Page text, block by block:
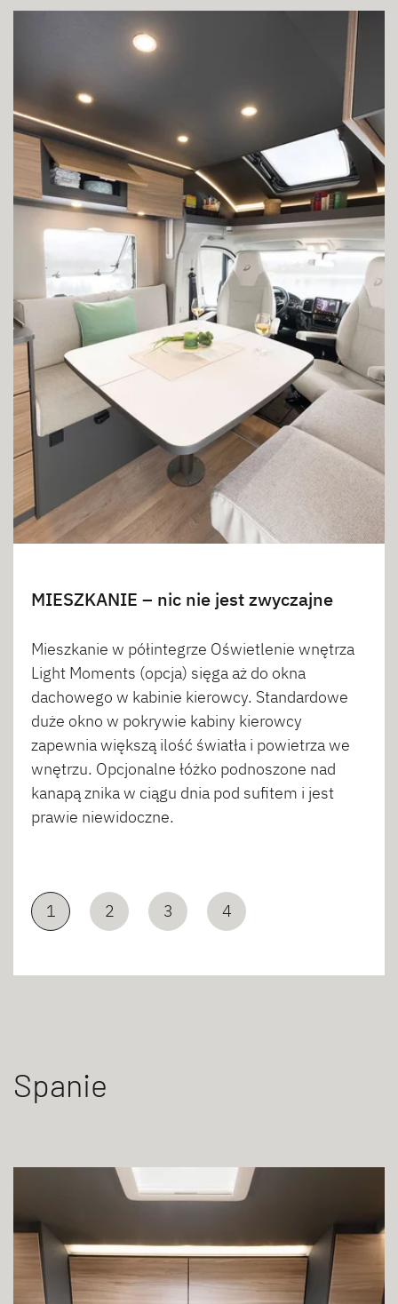
MIESZKANIE – nic nie jest zwyczajne
Mieszkanie w półintegrze Oświetlenie wnętrza
Light Moments (opcja) sięga aż do okna
dachowego w kabinie kierowcy. Standardowe
duże okno w pokrywie kabiny kierowcy
zapewnia większą ilość światła i powietrza we
wnętrzu. Opcjonalne łóżko podnoszone nad
kanapą znika w ciągu dnia pod sufitem i jest
prawie niewidoczne.
1 2 3 4
Spanie